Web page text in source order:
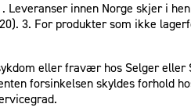
innen Norge skjer i
3. For produkter som ikke
eller fravær hos Selger
forsinkelsen skyldes forhold